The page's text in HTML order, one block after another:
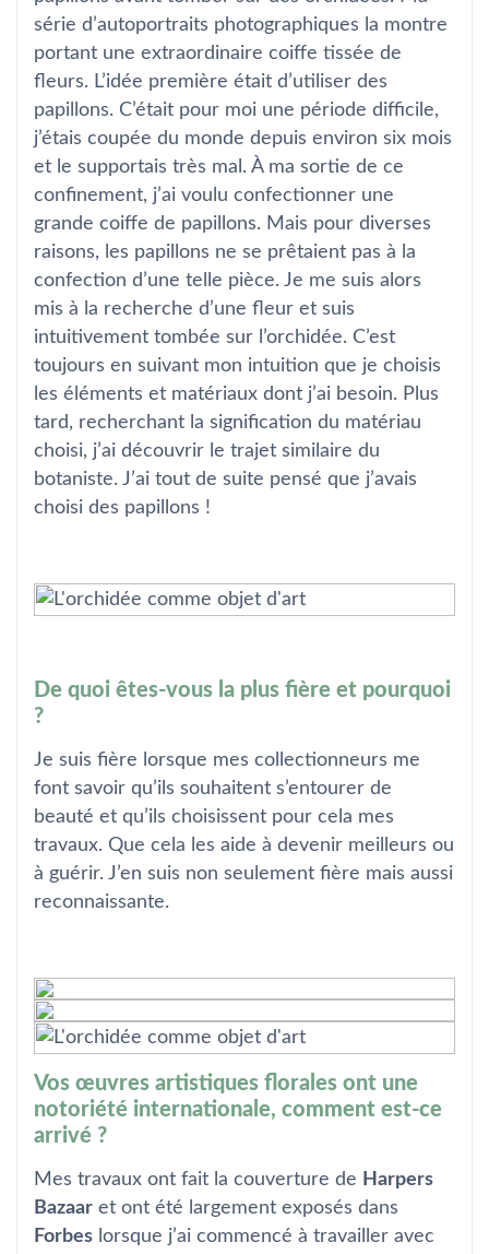
série d’autoportraits photographiques la montre
portant une extraordinaire coiffe tissée de
fleurs. L’idée première était d’utiliser des
papillons. C’était pour moi une période difficile,
j’étais coupée du monde depuis environ six mois
et le supportais très mal. À ma sortie de ce
confinement, j’ai voulu confectionner une
grande coiffe de papillons. Mais pour diverses
raisons, les papillons ne se prêtaient pas à la
confection d’une telle pièce. Je me suis alors
mis à la recherche d’une fleur et suis
intuitivement tombée sur l’orchidée. C’est
toujours en suivant mon intuition que je choisis
les éléments et matériaux dont j’ai besoin. Plus
tard, recherchant la signification du matériau
choisi, j’ai découvrir le trajet similaire du
botaniste. J’ai tout de suite pensé que j’avais
choisi des papillons !
De quoi êtes-vous la plus fière et pourquoi
?
Je suis fière lorsque mes collectionneurs me
font savoir qu’ils souhaitent s’entourer de
beauté et qu’ils choisissent pour cela mes
travaux. Que cela les aide à devenir meilleurs ou
à guérir. J’en suis non seulement fière mais aussi
reconnaissante.
Vos œuvres artistiques florales ont une
notoriété internationale, comment est-ce
arrivé ?
Mes travaux ont fait la couverture de Harpers
Bazaar et ont été largement exposés dans
Forbes lorsque j’ai commencé à travailler avec